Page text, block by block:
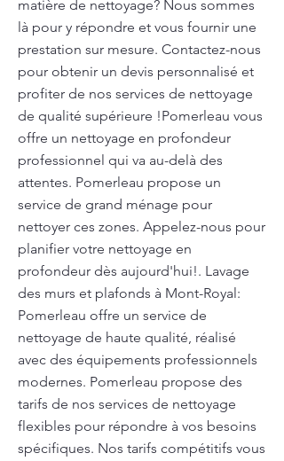
matière de nettoyage? Nous sommes
là pour y répondre et vous fournir une
prestation sur mesure. Contactez-nous
pour obtenir un devis personnalisé et
profiter de nos services de nettoyage
de qualité supérieure !Pomerleau vous
offre un nettoyage en profondeur
professionnel qui va au-delà des
attentes. Pomerleau propose un
service de grand ménage pour
nettoyer ces zones. Appelez-nous pour
planifier votre nettoyage en
profondeur dès aujourd'hui!. Lavage
des murs et plafonds à Mont-Royal:
Pomerleau offre un service de
nettoyage de haute qualité, réalisé
avec des équipements professionnels
modernes. Pomerleau propose des
tarifs de nos services de nettoyage
flexibles pour répondre à vos besoins
spécifiques. Nos tarifs compétitifs vous